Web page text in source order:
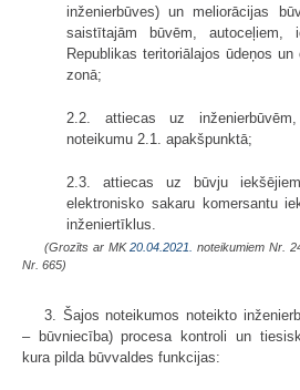
inženierbūves) un meliorācijas
saistītajām būvēm, autoceļiem,
Republikas teritoriālajos ūdeņos
zonā;
2.2. attiecas uz
noteikumu 2.1. apakšpunktā;
2.3. attiecas uz būvju
elektronisko sakaru komersantu
inženiertīklus.
(Grozīts ar MK20.04.2021. noteikumiem Nr.
Nr. 665)
3. Šajos noteikumos noteikto
– būvniecība) procesa kontroli un
kura pilda būvvaldes funkcijas: